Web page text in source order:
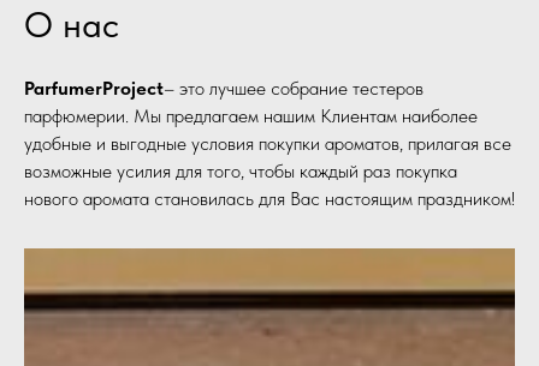
О нас
ParfumerProject– это лучшее собрание тестеров
парфюмерии. Мы предлагаем нашим Клиентам наиболее
удобные и выгодные условия покупки ароматов, прилагая все
возможные усилия для того, чтобы каждый раз покупка
нового аромата становилась для Вас настоящим праздником!